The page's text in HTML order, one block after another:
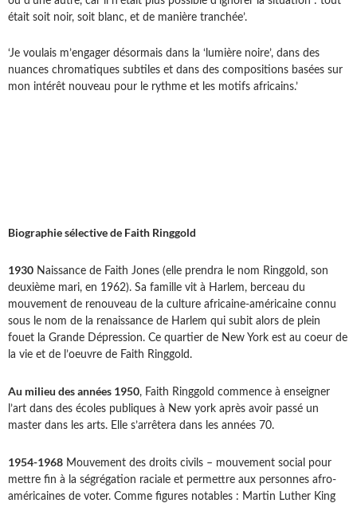
était soit noir, soit blanc, et de manière tranchée’.
‘Je voulais m’engager désormais dans la ‘lumière noire’, dans des
nuances chromatiques subtiles et dans des compositions basées sur
mon intérêt nouveau pour le rythme et les motifs africains.’
Biographie sélective de Faith Ringgold
1930 Naissance de Faith Jones (elle prendra le nom Ringgold, son
deuxième mari, en 1962). Sa famille vit à Harlem, berceau du
mouvement de renouveau de la culture africaine-américaine connu
sous le nom de la renaissance de Harlem qui subit alors de plein
fouet la Grande Dépression. Ce quartier de New York est au coeur de
la vie et de l’oeuvre de Faith Ringgold.
Au milieu des années 1950, Faith Ringgold commence à enseigner
l’art dans des écoles publiques à New york après avoir passé un
master dans les arts. Elle s’arrêtera dans les années 70.
1954-1968 Mouvement des droits civils – mouvement social pour
mettre fin à la ségrégation raciale et permettre aux personnes afro-
américaines de voter. Comme figures notables : Martin Luther King